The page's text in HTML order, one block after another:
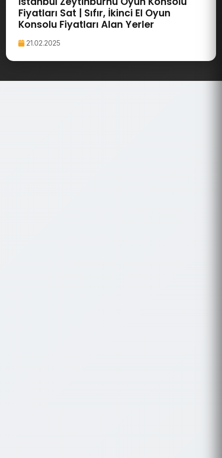
Fiyatları Sat | Sıfır, İkinci El Oyun
Konsolu Fiyatları Alan Yerler
21.02.2025